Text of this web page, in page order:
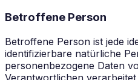
Betroffene Person
Betroffene Person ist jede
identifizierbare natürliche
personenbezogene Daten
Verantwortlichen